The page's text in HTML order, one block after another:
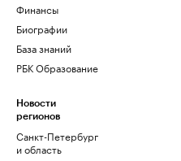
Финансы
Биографии
База знаний
РБК Образование
Новости
регионов
Санкт-Петербург
и область